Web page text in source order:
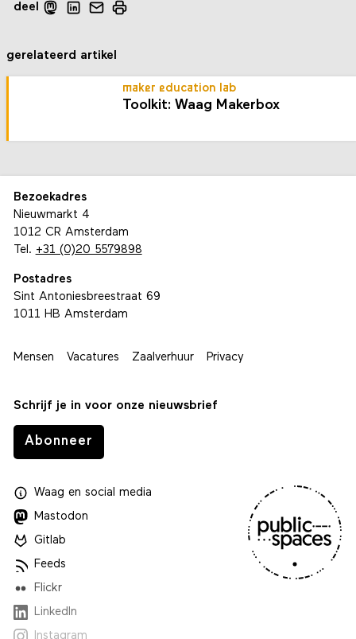
deel
gerelateerd artikel
maker education lab
Toolkit: Waag Makerbox
Bezoekadres
Nieuwmarkt 4
1012 CR Amsterdam
Tel. +31 (0)20 5579898
Postadres
Sint Antoniesbreestraat 69
1011 HB Amsterdam
Mensen Vacatures Zaalverhuur Privacy
Schrijf je in voor onze nieuwsbrief
Abonneer
Waagen social media
Mastodon
Gitlab
Feeds
Flickr
LinkedIn
Instagram